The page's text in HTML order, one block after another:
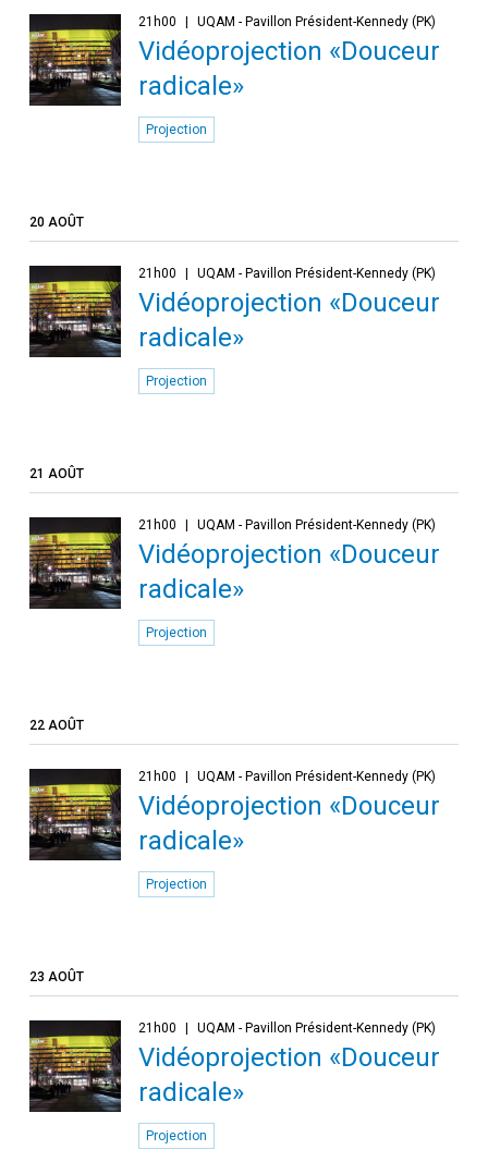
21h00 UQAM - Pavillon Président-Kennedy (PK)
Vidéoprojection «Douceur
radicale»
Projection
20 AOÛT
21h00 UQAM - Pavillon Président-Kennedy (PK)
Vidéoprojection «Douceur
radicale»
Projection
21 AOÛT
21h00 UQAM - Pavillon Président-Kennedy (PK)
Vidéoprojection «Douceur
radicale»
Projection
22 AOÛT
21h00 UQAM - Pavillon Président-Kennedy (PK)
Vidéoprojection «Douceur
radicale»
Projection
23 AOÛT
21h00 UQAM - Pavillon Président-Kennedy (PK)
Vidéoprojection «Douceur
radicale»
Projection